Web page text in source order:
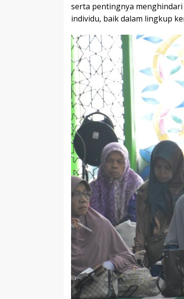
serta pentingnya
individu, baik dalam lingkup